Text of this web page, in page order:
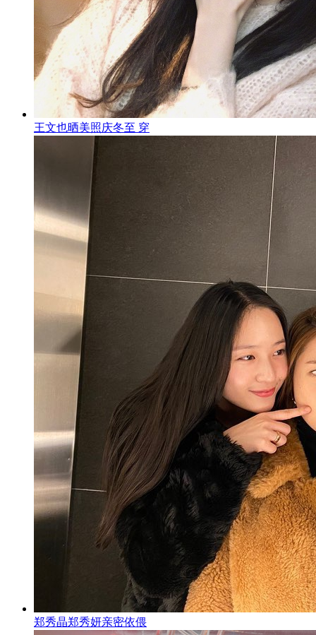
王文也晒美照庆冬至 穿
郑秀晶郑秀妍亲密依偎